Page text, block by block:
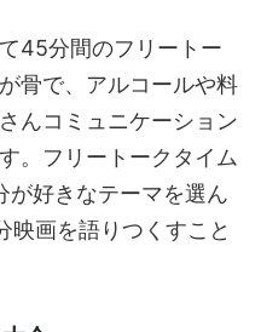
45分間のフリートー
骨で、アルコールや料
んコミュニケーション
。フリートークタイム
好きなテーマを選ん
映画を語りつくすこと